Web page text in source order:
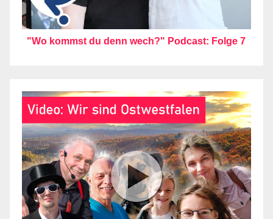
"Wo kommst du denn wech?" Podcast: Folge 7